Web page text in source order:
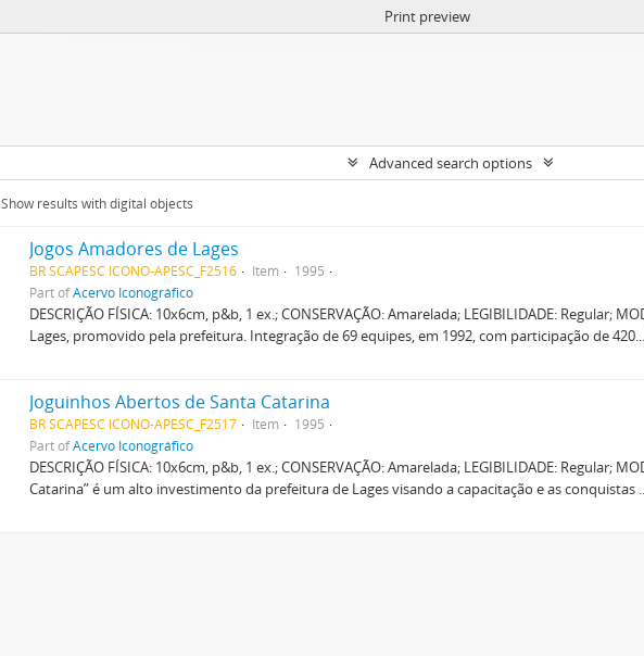
Print preview
Advanced search options
Show results with digital objects
Jogos Amadores de Lages
BR SCAPESC ICONO-APESC_F2516 Item
1995
Part ofAcervo Iconográfico
DESCRIÇÃO FÍSICA: 10x6cm, p&b, 1 ex.; CONSERVAÇÃO: Amarelada; LEGIBILIDADE: Regular;
Lages, promovido pela prefeitura. Integração de 69 equipes, em 1992, com participação de 420...
Joguinhos Abertos de Santa Catarina
BR SCAPESC ICONO-APESC_F2517 Item
1995
Part ofAcervo Iconográfico
DESCRIÇÃO FÍSICA: 10x6cm, p&b, 1 ex.; CONSERVAÇÃO: Amarelada; LEGIBILIDADE: Regular;
Catarina” é um alto investimento da prefeitura de Lages visando a capacitação e as conquistas